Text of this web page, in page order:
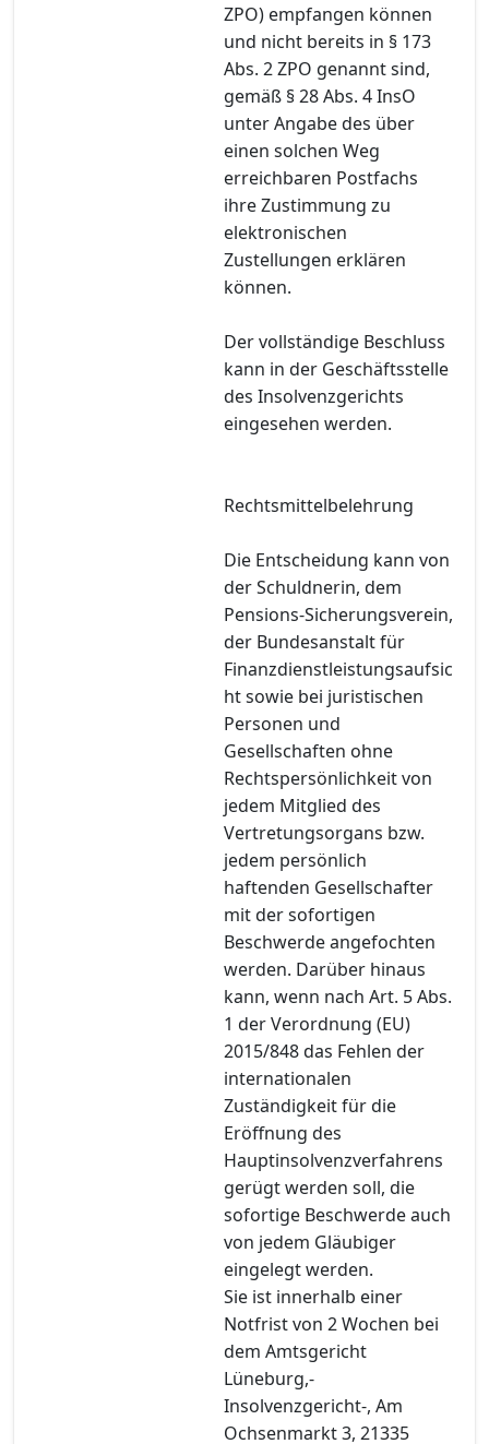
ZPO) empfangen können
und nicht bereits in § 173
Abs. 2 ZPO genannt sind,
gemäß § 28 Abs. 4 InsO
unter Angabe des über
einen solchen Weg
erreichbaren Postfachs
ihre Zustimmung zu
elektronischen
Zustellungen erklären
können.
Der vollständige Beschluss
kann in der Geschäftsstelle
des Insolvenzgerichts
eingesehen werden.
Rechtsmittelbelehrung
Die Entscheidung kann von
der Schuldnerin, dem
Pensions-Sicherungsverein,
der Bundesanstalt für
Finanzdienstleistungsaufsic
ht sowie bei juristischen
Personen und
Gesellschaften ohne
Rechtspersönlichkeit von
jedem Mitglied des
Vertretungsorgans bzw.
jedem persönlich
haftenden Gesellschafter
mit der sofortigen
Beschwerde angefochten
werden. Darüber hinaus
kann, wenn nach Art. 5 Abs.
1 der Verordnung (EU)
2015/848 das Fehlen der
internationalen
Zuständigkeit für die
Eröffnung des
Hauptinsolvenzverfahrens
gerügt werden soll, die
sofortige Beschwerde auch
von jedem Gläubiger
eingelegt werden.
Sie ist innerhalb einer
Notfrist von 2 Wochen bei
dem Amtsgericht
Lüneburg,-
Insolvenzgericht-, Am
Ochsenmarkt 3, 21335